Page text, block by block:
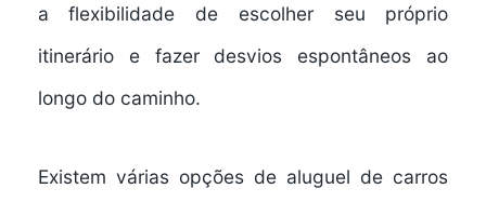
aflexibilidade de escolherseu próprio
itinerário e fazer desvios espontâneos ao
longo do caminho.
Existem várias opções de aluguel de carros